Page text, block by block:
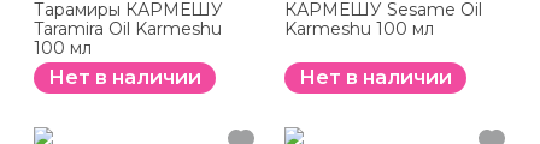
Тарамиры КАРМЕШУ
Taramira Oil Karmeshu
100 мл
Нет в наличии
КАРМЕШУ Sesame Oil
Karmeshu 100 мл
Нет в наличии